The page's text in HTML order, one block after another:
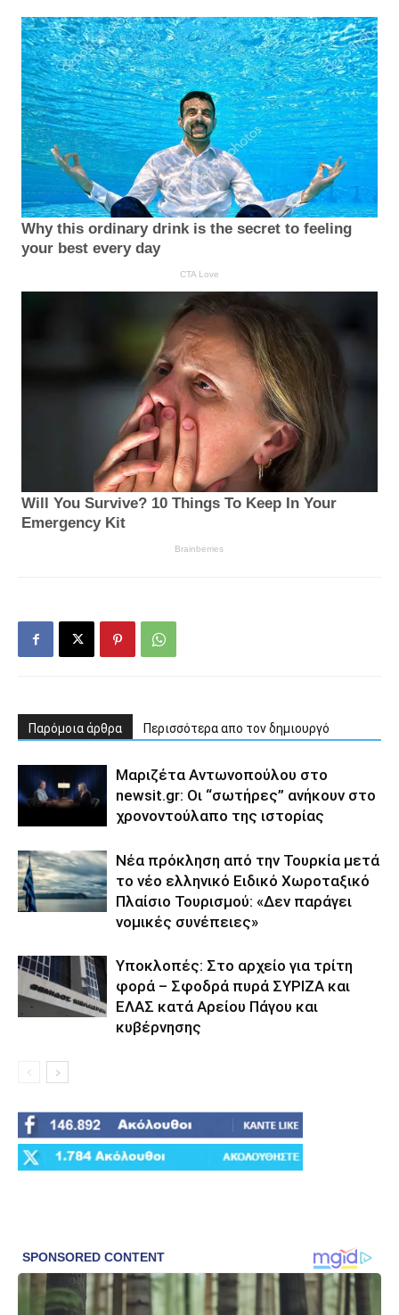
Παρόμοια άρθρα Περισσότερα απο τον δημιουργό
Μαριζέτα Αντωνοπούλου στο
newsit.gr: Οι “σωτήρες” ανήκουν στο
χρονοντούλαπο της ιστορίας
Νέα πρόκληση από την Τουρκία μετά
το νέο ελληνικό Ειδικό Χωροταξικό
Πλαίσιο Τουρισμού: «Δεν παράγει
νομικές συνέπειες»
Υποκλοπές: Στο αρχείο για τρίτη
φορά – Σφοδρά πυρά ΣΥΡΙΖΑ και
ΕΛΑΣ κατά Αρείου Πάγου και
κυβέρνησης